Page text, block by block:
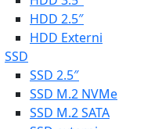
HDD 2.5″
HDD Externi
SSD
SSD 2.5″
SSD M.2 NVMe
SSD M.2 SATA